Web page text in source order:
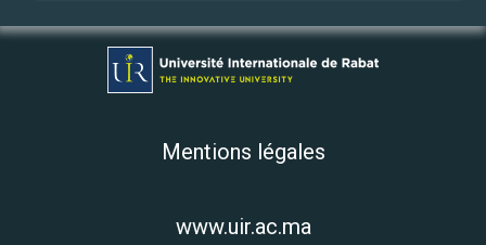
Mentions légales
www.uir.ac.ma